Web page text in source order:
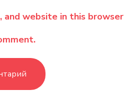
and website in this browser